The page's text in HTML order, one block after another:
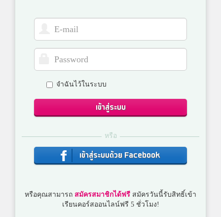
จำฉันไว้ในระบบ
เข้าสู่ระบบ
หรือ
เข้าสู่ระบบด้วย Facebook
หรือคุณสามารถ สมัครสมาชิกได้ฟรี สมัครวันนี้รับสิทธิ์เข้า
เรียนคอร์สออนไลน์ฟรี 5 ชั่วโมง!